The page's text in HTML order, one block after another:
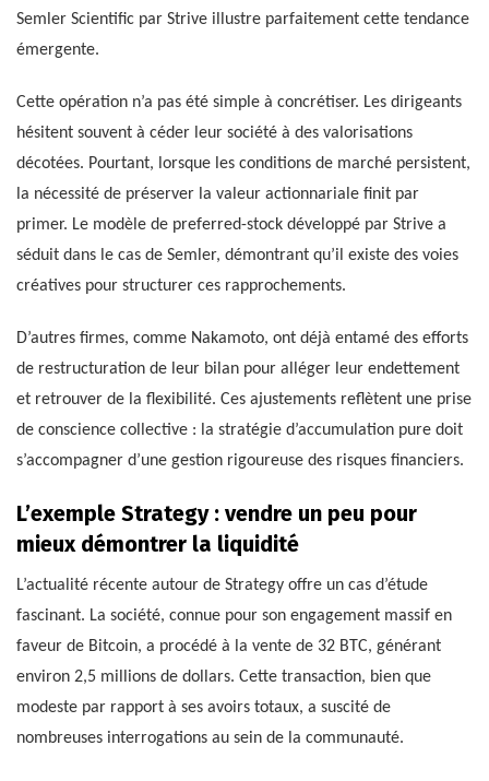
Semler Scientific par Strive illustre parfaitement cette tendance
émergente.
Cette opération n’a pas été simple à concrétiser. Les dirigeants
hésitent souvent à céder leur société à des valorisations
décotées. Pourtant, lorsque les conditions de marché persistent,
la nécessité de préserver la valeur actionnariale finit par
primer. Le modèle de preferred-stock développé par Strive a
séduit dans le cas de Semler, démontrant qu’il existe des voies
créatives pour structurer ces rapprochements.
D’autres firmes, comme Nakamoto, ont déjà entamé des efforts
de restructuration de leur bilan pour alléger leur endettement
et retrouver de la flexibilité. Ces ajustements reflètent une prise
de conscience collective : la stratégie d’accumulation pure doit
s’accompagner d’une gestion rigoureuse des risques financiers.
L’exemple Strategy : vendre un peu pour
mieux démontrer la liquidité
L’actualité récente autour de Strategy offre un cas d’étude
fascinant. La société, connue pour son engagement massif en
faveur de Bitcoin, a procédé à la vente de 32 BTC, générant
environ 2,5 millions de dollars. Cette transaction, bien que
modeste par rapport à ses avoirs totaux, a suscité de
nombreuses interrogations au sein de la communauté.